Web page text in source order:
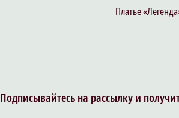
Платье
Подписывайтесь на рассылку и